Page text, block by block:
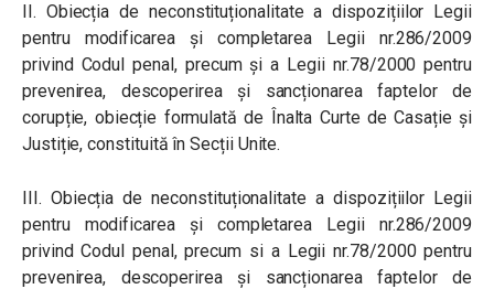
II. Obiecția de neconstituționalitate a dispozițiilor Legii
pentru modificarea și completarea Legii nr.286/2009
privind Codul penal, precum și a Legii nr.78/2000 pentru
prevenirea, descoperirea și sancționarea faptelor de
corupție, obiecție formulată de Înalta Curte de Casație și
Justiție, constituită în Secții Unite.
III. Obiecția de neconstituționalitate a dispozițiilor Legii
pentru modificarea și completarea Legii nr.286/2009
privind Codul penal, precum si a Legii nr.78/2000 pentru
prevenirea, descoperirea și sancționarea faptelor de